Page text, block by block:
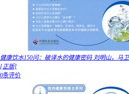
健康饮水150问：破译水的健康密码 刘明山，马
[正版]
0条评价